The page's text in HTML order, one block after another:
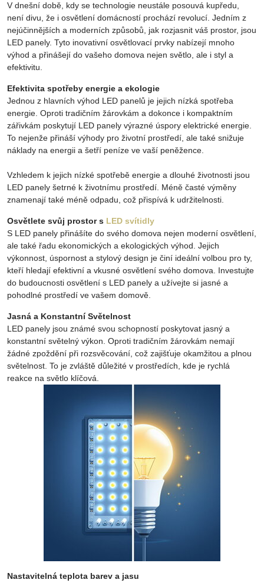
V dnešní době, kdy se technologie neustále posouvá kupředu,
není divu, že i osvětlení domácností prochází revolucí. Jedním z
nejúčinnějších a moderních způsobů, jak rozjasnit váš prostor, jsou
LED panely. Tyto inovativní osvětlovací prvky nabízejí mnoho
výhod a přinášejí do vašeho domova nejen světlo, ale i styl a
efektivitu.
Efektivita spotřeby energie a ekologie
Jednou z hlavních výhod LED panelů je jejich nízká spotřeba
energie. Oproti tradičním žárovkám a dokonce i kompaktním
zářivkám poskytují LED panely výrazné úspory elektrické energie.
To nejenže přináší výhody pro životní prostředí, ale také snižuje
náklady na energii a šetří peníze ve vaší peněžence.
Vzhledem k jejich nízké spotřebě energie a dlouhé životnosti jsou
LED panely šetrné k životnímu prostředí. Méně časté výměny
znamenají také méně odpadu, což přispívá k udržitelnosti.
Osvětlete svůj prostor s LED svítidly
S LED panely přinášíte do svého domova nejen moderní osvětlení,
ale také řadu ekonomických a ekologických výhod. Jejich
výkonnost, úspornost a stylový design je činí ideální volbou pro ty,
kteří hledají efektivní a vkusné osvětlení svého domova. Investujte
do budoucnosti osvětlení s LED panely a užívejte si jasné a
pohodlné prostředí ve vašem domově.
Jasná a Konstantní Světelnost
LED panely jsou známé svou schopností poskytovat jasný a
konstantní světelný výkon. Oproti tradičním žárovkám nemají
žádné zpoždění při rozsvěcování, což zajišťuje okamžitou a plnou
světelnost. To je zvláště důležité v prostředích, kde je rychlá
reakce na světlo klíčová.
Nastavitelná teplota barev a jasu